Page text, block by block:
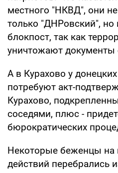
местного "НКВД", они
только "ДНРовский", но
блокпост, так как
уничтожают документы
А в Курахово у
потребуют акт-
Курахово,
соседями, плюс -
бюрократических
Некоторые беженцы на
действий перебрались